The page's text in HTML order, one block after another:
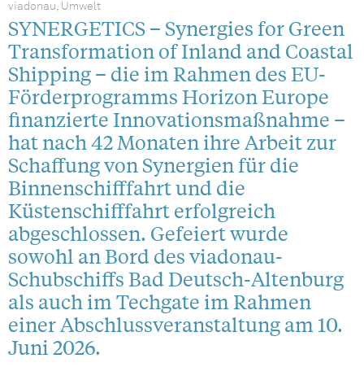
viadonau, Umwelt
SYNERGETICS – Synergies for Green
Transformation of Inland and Coastal
Shipping – die im Rahmen des EU-
Förderprogramms Horizon Europe
finanzierte Innovationsmaßnahme –
hat nach 42 Monaten ihre Arbeit zur
Schaffung von Synergien für die
Binnenschifffahrt und die
Küstenschifffahrt erfolgreich
abgeschlossen. Gefeiert wurde
sowohl an Bord des viadonau-
Schubschiffs Bad Deutsch-Altenburg
als auch im Techgate im Rahmen
einer Abschlussveranstaltung am 10.
Juni 2026.